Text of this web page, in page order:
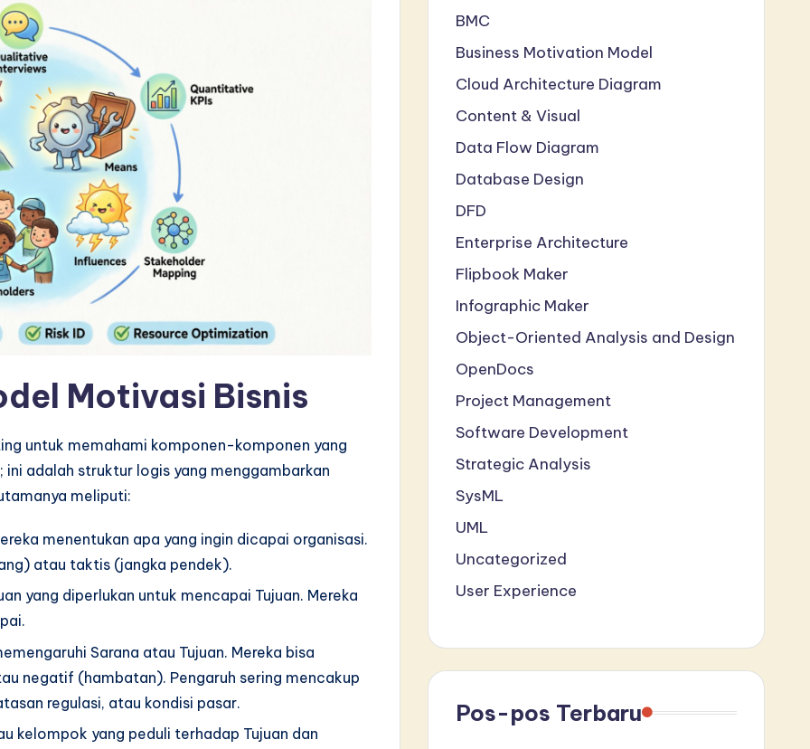
Motivasi Bisnis
untuk memahami komponen-komponen yang
ini adalah struktur logis yang menggambarkan
meliputi:
menentukan apa yang ingin dicapai organisasi.
atau taktis (jangka pendek).
yang diperlukan untuk mencapai Tujuan. Mereka
Sarana atau Tujuan. Mereka bisa
negatif (hambatan). Pengaruh sering mencakup
regulasi, atau kondisi pasar.
kelompok yang peduli terhadap Tujuan dan
BMC
Business Motivation Model
Cloud Architecture Diagram
Content & Visual
Data Flow Diagram
Database Design
DFD
Enterprise Architecture
Flipbook Maker
Infographic Maker
Object-Oriented Analysis and Design
OpenDocs
Project Management
Software Development
Strategic Analysis
SysML
UML
Uncategorized
User Experience
Pos-pos Terbaru